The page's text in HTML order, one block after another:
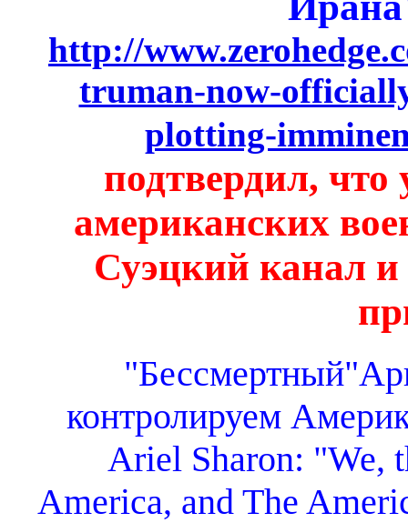
http://
truman-now-
plotting-
подтвердил, что
американских
Суэцкий канал
контролируем
Ariel Sharon: "We,
America, and The